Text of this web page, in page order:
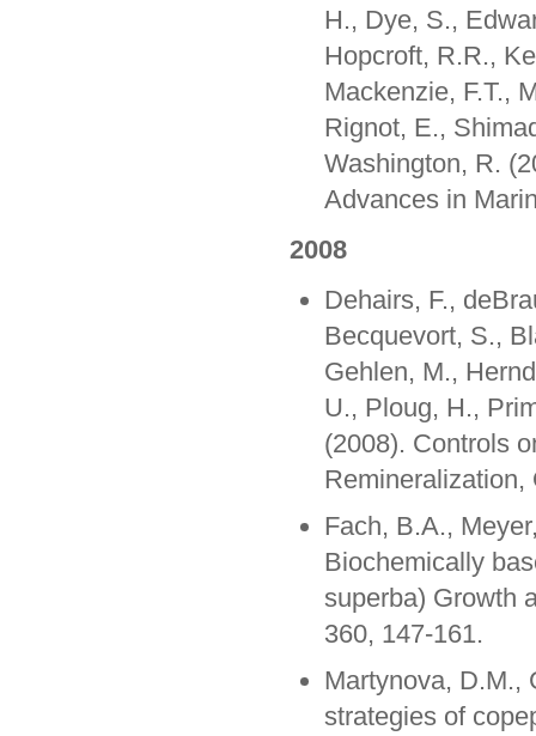
H., Dye, S.,
Hopcroft, R.R.,
Mackenzie, F.T.,
Rignot, E.,
Washington, R.
Advances in
2008
Dehairs, F.,
Becquevort, S.,
Gehlen, M.,
U., Ploug, H.,
(2008). Controls
Remineralization,
Fach, B.A.,
Biochemically
superba) Growth
360, 147-161.
Martynova, D.M.,
strategies of